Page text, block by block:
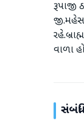
રૂપાજી
વાળા